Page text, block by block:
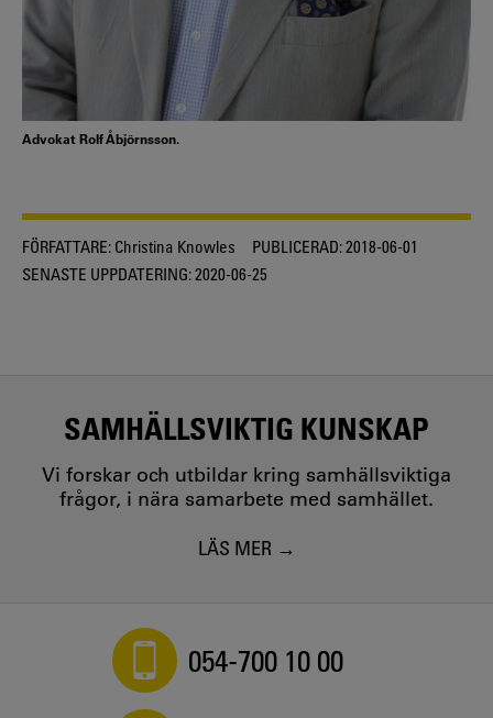
Advokat Rolf Åbjörnsson.
FÖRFATTARE: Christina Knowles PUBLICERAD:2018-06-01
SENASTE UPPDATERING:2020-06-25
SAMHÄLLSVIKTIG KUNSKAP
Vi forskar och utbildar kring samhällsviktiga
frågor, i nära samarbete med samhället.
LÄS MER
054-700 10 00